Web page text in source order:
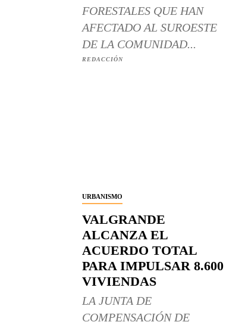
FORESTALES QUE HAN
AFECTADO AL SUROESTE
DE LA COMUNIDAD...
REDACCIÓN
URBANISMO
VALGRANDE
ALCANZA EL
ACUERDO TOTAL
PARA IMPULSAR 8.600
VIVIENDAS
LA JUNTA DE
COMPENSACIÓN DE